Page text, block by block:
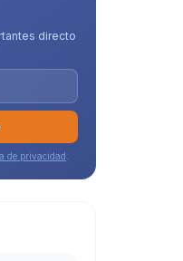
directo
de privacidad